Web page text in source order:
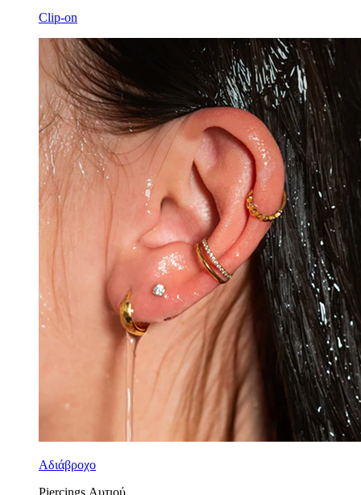
Clip-on
Αδιάβροχο
Piercings Αυτιού